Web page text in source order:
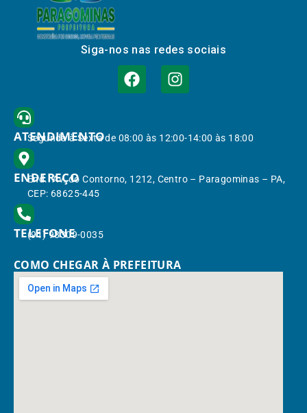
Siga-nos nas redes sociais
ATENDIMENTO
Segunda à Sexta de 08:00 às 12:00-14:00 às 18:00
ENDEREÇO
End.: Av. do Contorno, 1212, Centro – Paragominas – PA,
CEP: 68625-445
TELEFONE
(91) 98309-0035
COMO CHEGAR À PREFEITURA